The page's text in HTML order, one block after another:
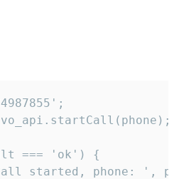
=== 'ok') {
started, phone: ',